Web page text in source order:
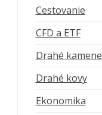
Cestovanie
CFD a ETF
Drahé kamene
Drahé kovy
Ekonomika